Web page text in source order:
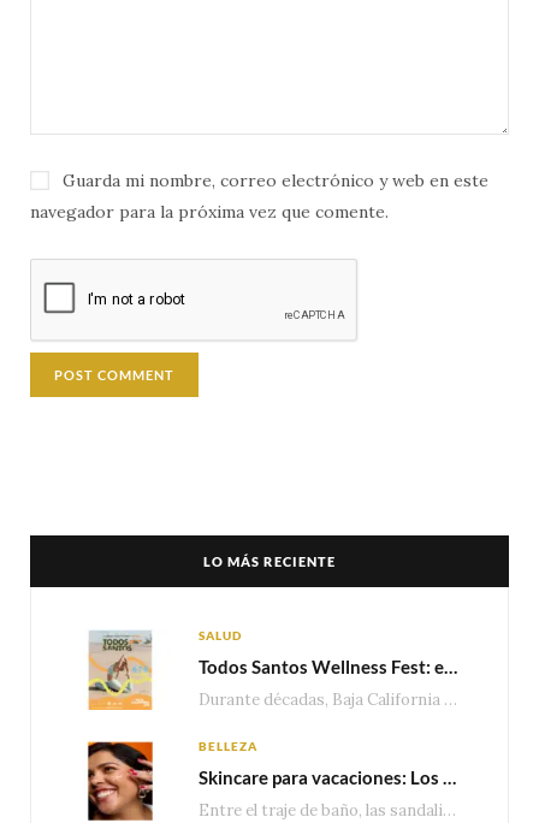
Guarda mi nombre, correo electrónico y web en este
navegador para la próxima vez que comente.
LO MÁS RECIENTE
SALUD
Todos Santos Wellness Fest: el evento de bienestar que está transformando a Baja California Sur en un nuevo referente para el turismo wellness
Durante décadas, Baja California Sur ha sido reconocido por sus playas, hoteles de lujo y…
BELLEZA
Skincare para vacaciones: Los do’s and dont’s para cuidar tu piel
Entre el traje de baño, las sandalias, los lentes de sol y los looks que…